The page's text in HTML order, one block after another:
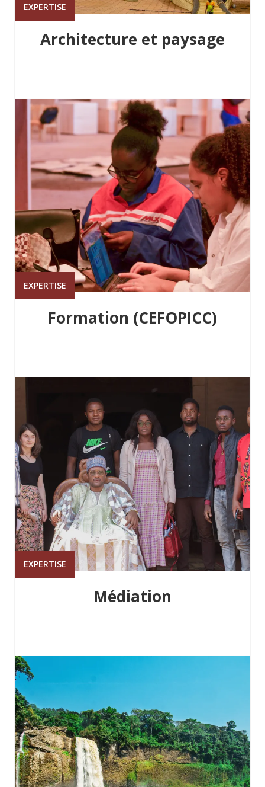
EXPERTISE
Architecture et paysage
EXPERTISE
Formation (CEFOPICC)
EXPERTISE
Médiation